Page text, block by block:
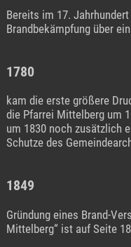
Bereits im 17.
Brandbekämpfung über
1780
kam die erste größere
die Pfarrei Mittelberg um
um 1830 noch zusätzlich
Schutze des
1849
Gründung eines Brand-
Mittelberg“ ist auf Seite